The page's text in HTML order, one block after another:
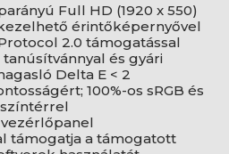
Full HD (1920 x 550)
érintőképernyővel
2.0 támogatással
tanúsítvánnyal és gyári
Delta E < 2
100%-os sRGB és
színtérrel
vezérlőpanel
támogatja a támogatott